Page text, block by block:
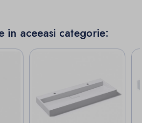
in aceeasi categorie: